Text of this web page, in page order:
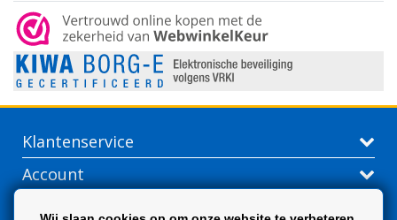
Klantenservice
Account